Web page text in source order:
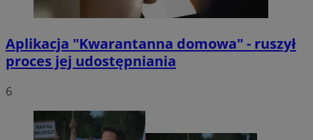
Aplikacja "Kwarantanna domowa" - ruszył
proces jej udostępniania
6